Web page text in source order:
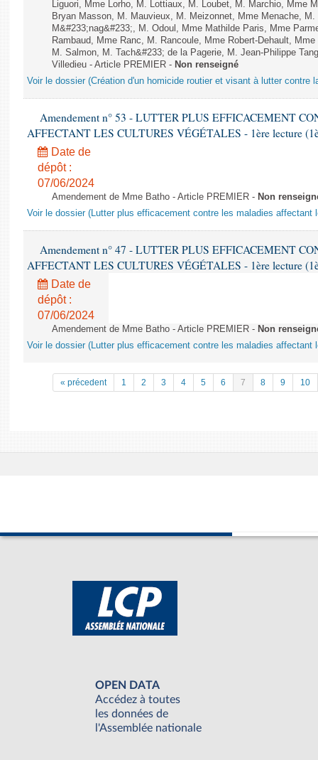
Liguori, Mme Lorho, M. Lottiaux, M. Loubet, M. Marchio, Mme
Bryan Masson, M. Mauvieux, M. Meizonnet, Mme Menache,
M&#233;nag&#233;, M. Odoul, Mme Mathilde Paris, Mme
Rambaud, Mme Ranc, M. Rancoule, Mme Robert-Dehault,
M. Salmon, M. Tach&#233; de la Pagerie, M. Jean-Philippe
Villedieu - Article PREMIER - Non renseigné
Voir le dossier (Création d'un homicide routier et visant à lutter contre
Amendement n° 53 - LUTTER PLUS EFFICACEMENT
AFFECTANT LES CULTURES VÉGÉTALES - 1ère lecture
Date de
dépôt :
07/06/2024
Amendement de Mme Batho - Article PREMIER - Non
Voir le dossier (Lutter plus efficacement contre les maladies affectant
Amendement n° 47 - LUTTER PLUS EFFICACEMENT
AFFECTANT LES CULTURES VÉGÉTALES - 1ère lecture
Date de
dépôt :
07/06/2024
Amendement de Mme Batho - Article PREMIER - Non
Voir le dossier (Lutter plus efficacement contre les maladies affectant
« précedent 1 2 3 4 5 6 7 8 9 10
OPEN DATA
Accédez à toutes
les données de
l'Assemblée nationale